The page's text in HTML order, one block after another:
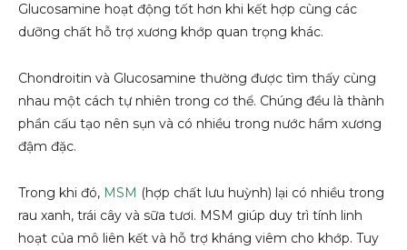
Glucosamine hoạt động tốt hơn khi kết hợp cùng các
dưỡng chất hỗ trợ xương khớp quan trọng khác.
Chondroitin và Glucosamine thường được tìm thấy cùng
nhau một cách tự nhiên trong cơ thể. Chúng đều là thành
phần cấu tạo nên sụn và có nhiều trong nước hầm xương
đậm đặc.
Trong khi đó, MSM (hợp chất lưu huỳnh) lại có nhiều trong
rau xanh, trái cây và sữa tươi. MSM giúp duy trì tính linh
hoạt của mô liên kết và hỗ trợ kháng viêm cho khớp. Tuy